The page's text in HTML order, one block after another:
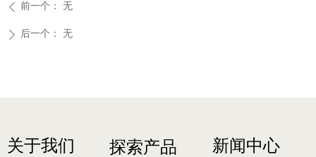
ꄴ 前一个： 无
ꄲ 后一个： 无
关于我们 探索产品 新闻中心